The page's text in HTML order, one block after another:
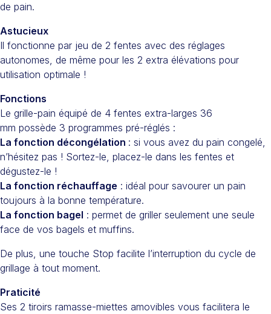
de pain.
Astucieux
Il fonctionne par jeu de 2 fentes avec des réglages
autonomes, de même pour les 2 extra élévations pour
utilisation optimale !
Fonctions
Le grille-pain équipé de 4 fentes extra-larges 36
mm possède 3 programmes pré-réglés :
La fonction décongélation : si vous avez du pain congelé,
n’hésitez pas ! Sortez-le, placez-le dans les fentes et
dégustez-le !
La fonction réchauffage : idéal pour savourer un pain
toujours à la bonne température.
La fonction bagel : permet de griller seulement une seule
face de vos bagels et muffins.
De plus, une touche Stop facilite l’interruption du cycle de
grillage à tout moment.
Praticité
Ses 2 tiroirs ramasse-miettes amovibles vous facilitera le